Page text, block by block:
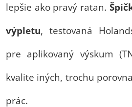
lepšie ako pravý ratan.
výpletu, testovaná
pre aplikovaný výskum
kvalite iných, trochu
prác.